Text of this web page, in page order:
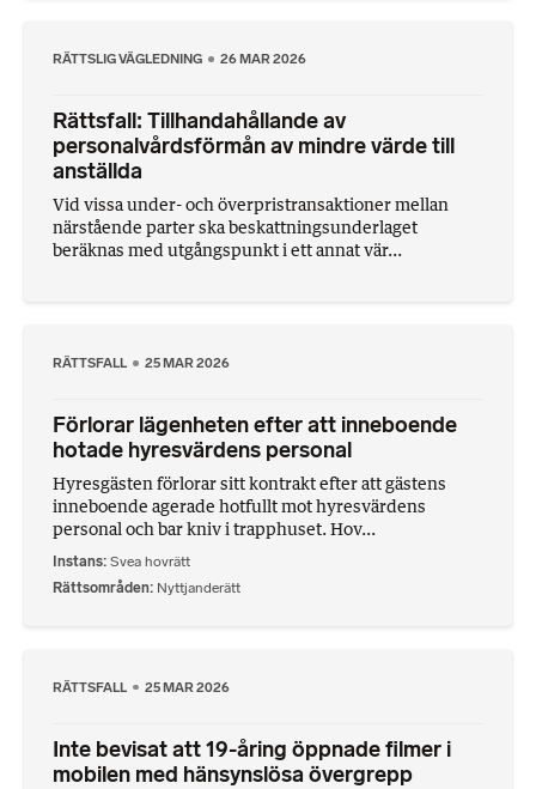
RÄTTSLIG VÄGLEDNING 26 MAR 2026
Rättsfall: Tillhandahållande av
personalvårdsförmån av mindre värde till
anställda
Vid vissa under- och överpris­transaktioner mellan
närstående parter ska beskattningsunderlaget
beräknas med utgångspunkt i ett annat vär...
RÄTTSFALL 25 MAR 2026
Förlorar lägenheten efter att inneboende
hotade hyresvärdens personal
Hyresgästen förlorar sitt kontrakt efter att gästens
inneboende agerade hotfullt mot hyresvärdens
personal och bar kniv i trapphuset. Hov...
Instans Svea hovrätt
Rättsområden Nyttjanderätt
RÄTTSFALL 25 MAR 2026
Inte bevisat att 19-åring öppnade filmer i
mobilen med hänsynslösa övergrepp